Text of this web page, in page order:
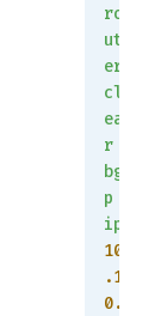
ro
ut
er
cl
ea
r
bg
p
ip
10
.1
0.